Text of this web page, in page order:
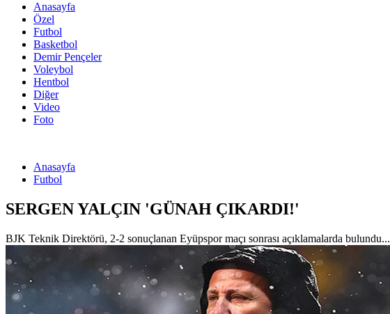
Anasayfa
Özel
Futbol
Basketbol
Demir Pençeler
Voleybol
Hentbol
Diğer
Video
Foto
Anasayfa
Futbol
SERGEN YALÇIN 'GÜNAH ÇIKARDI!'
BJK Teknik Direktörü, 2-2 sonuçlanan Eyüpspor maçı sonrası açıklamalarda bulundu...